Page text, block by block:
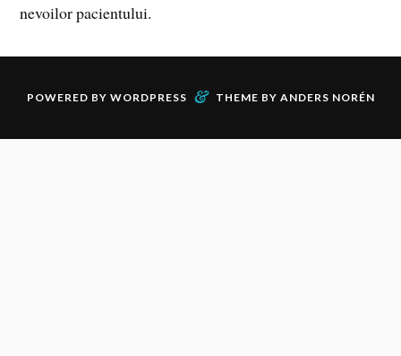
nevoilor pacientului.
POWERED BY WORDPRESS & THEME BY ANDERS NORÉN